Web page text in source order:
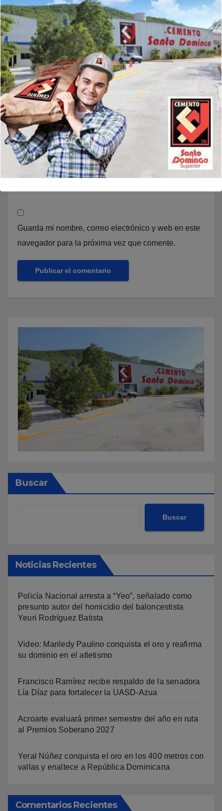
Nombre*
Correo electrónico *
Web
Guarda mi nombre, correo electrónico y web en este
navegador para la próxima vez que comente.
Buscar
Buscar
Noticias Recientes
Policía Nacional arresta a “Yeo”, señalado como
presunto autor del homicidio del baloncestista
Yeuri Rodríguez Batista
Video: Mariledy Paulino conquista el oro y reafirma
su dominio en el atletismo
Francisco Ramírez recibe respaldo de la senadora
Lía Díaz para fortalecer la UASD-Azua
Acroarte evaluará primer semestre del año en ruta
al Premios Soberano 2027
Yeral Núñez conquista el oro en los 400 metros con
vallas y enaltece a República Dominicana
Comentarios Recientes